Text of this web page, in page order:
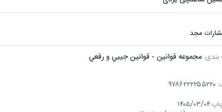
مجد
بندی:مجموعه قوانين - قوانين جيبي و رقعي
۹۷۸۶۲۲۲۲۵۵۲۲۰
۱۴۰۵/۰۳/۰۴